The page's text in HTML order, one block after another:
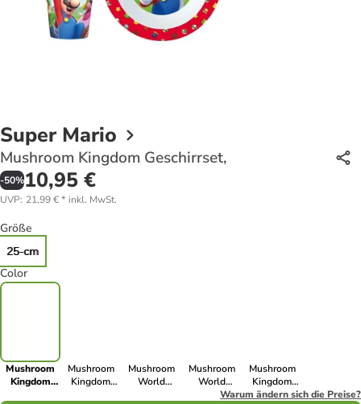
Super Mario
Mushroom Kingdom Geschirrset,
-50%10,95 €
UVP: 21,99 €* inkl. MwSt.
Größe
25-cm
Color
Mushroom
Kingdom
Mushroom
Kingdom
Mushroom
World
Mushroom
World
Pappteller 8
Mushroom
Kingdom
Geschirr,
Warum ändern sich die Preise?